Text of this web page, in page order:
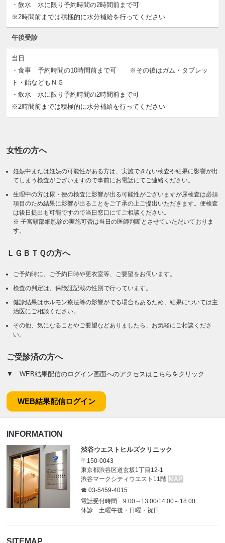
・飲水 水に限り予約時間の2時間前まで可
※2時間前までは積極的に水分補給を行ってください
午後受診
当日
・食事 予約時間の10時間前まで可 ※その後はガム・タブレッ
ト・飴などもＮＧ
・飲水 水に限り予約時間の2時間前まで可
※2時間前までは積極的に水分補給を行ってください
女性の方へ
妊娠中または妊娠の可能性がある方は、実施できない検査や結果に影響が出
てしまう検査がございますので事前にお電話にてご連絡ください。
生理中の方は尿・便の検査に影響が出る可能性がございますが尿検査は必須
項目のため結果に影響が出ることをご了承の上ご提出いただきます。便検査
は後日提出も可能ですので当日窓口にてご相談ください。
※ 子宮頸部細胞診の実施可否は当日の医師判断とさせていただいておりま
す。
ＬＧＢＴＱの方へ
ご予約時に、ご予約日時や更衣室等、ご要望をお伺います。
検査の判定は、保険証記載の性別で行っています。
健診結果はホルモン療法等の影響がでる場合もあるため、結果については主
治医にご相談ください。
その他、気になることやご要望などありましたら、お気軽にご相談くださ
い。
ご受診済の方へ
▼ WEB結果配信のログイン画面へのアクセスはこちらをクリック
WEB結果配信ログイン
INFORMATION
渋谷ウエストヒルズクリニック
〒150-0043
東京都渋谷区道玄坂1丁目12-1
渋谷マークシティウエスト11階 MAP
☎ 03-5459-4015
電話受付時間 9:00～13:00/14:00～18:00
休診 土曜午後・日曜・祝日
SITEMAP